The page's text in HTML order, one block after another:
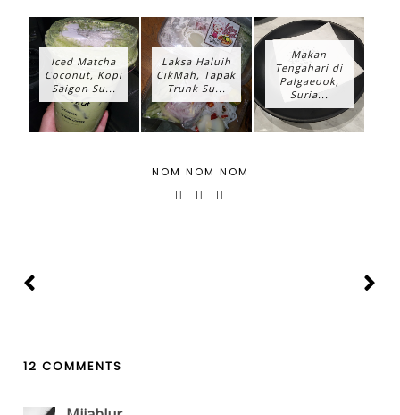
Iced Matcha
Coconut, Kopi
Saigon Su...
Laksa Haluih
CikMah, Tapak
Trunk Su...
Makan
Tengahari di
Palgaeook,
Suria...
NOM NOM NOM
12 COMMENTS